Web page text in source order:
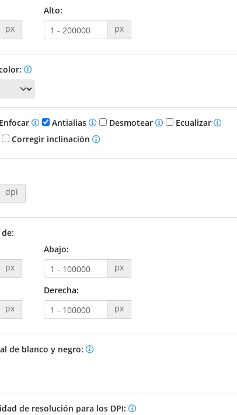
px
Alto:
px
Antialias Desmotear
Ecualizar
Corregir inclinación
dpi
px
Abajo:
px
px
Derecha:
px
de blanco y negro:
de resolución para los DPI: